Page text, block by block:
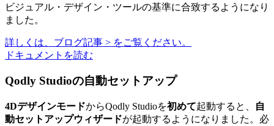
ビジュアル・デザイン・ツールの基準に合致するようになり
ました。
詳しくは、ブログ記事 > をご覧ください。
ドキュメントを読む
Qodly Studioの自動セットアップ
4DデザインモードからQodly Studioを初めて起動すると、
自
動セットアップウィザードが起動するようになりました。必